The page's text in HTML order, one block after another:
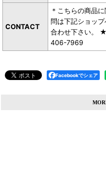
CONTACT
＊こちらの商品
問は下記ショッ
合わせ下さい。
406-7969
Facebookでシェア